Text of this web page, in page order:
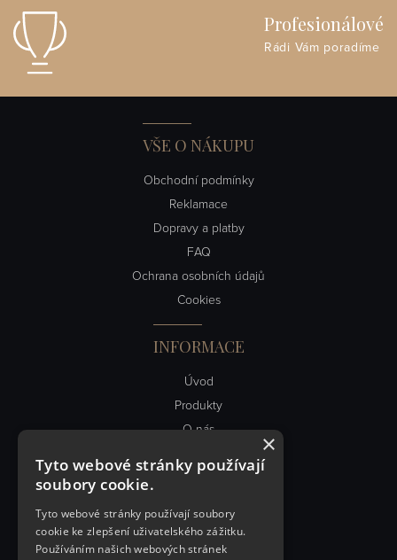
Profesionálové
Rádi Vám poradíme
VŠE O NÁKUPU
Obchodní podmínky
Reklamace
Dopravy a platby
FAQ
Ochrana osobních údajů
Cookies
INFORMACE
Úvod
Produkty
O nás
Kontakt
RYCHLÝ KONTAKT
×
Tyto webové stránky používají
soubory cookie.
Tyto webové stránky používají soubory
cookie ke zlepšení uživatelského zážitku.
Používáním našich webových stránek